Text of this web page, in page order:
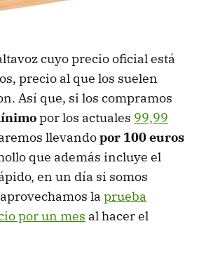
cuyo precio oficial está
precio al que los suelen
Así que, si los compramos
por los actuales 99,99
llevandopor 100 euros
que además incluye el
en un día si somos
la prueba
por un mes al hacer el